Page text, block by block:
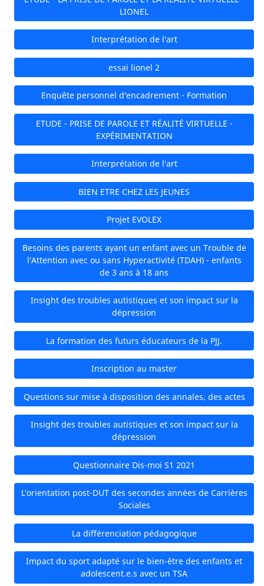
LIONEL
Interprétation de l'art
essai lionel 2
Enquête personnel d'encadrement - Formation
ETUDE - PRISE DE PAROLE ET RÉALITÉ VIRTUELLE -
EXPÉRIMENTATION
Interprétation de l'art
BIEN ETRE CHEZ LES JEUNES
Projet EVOLEX
Besoins des parents ayant un enfant avec un Trouble de
l'Attention avec ou sans Hyperactivité (TDAH) - enfants
de 3 ans à 18 ans
Insight des troubles autistiques et son impact sur la
dépression
La formation des futurs éducateurs de la PJJ.
Inscription au master
Questions sur mise à disposition des annales, des actes
Insight des troubles autistiques et son impact sur la
dépression
Questionnaire Dis-moi S1 2021
L'orientation post-DUT des secondes années de Carrières
Sociales
La différenciation pédagogique
Impact du sport adapté sur le bien-être des enfants et
adolescent.e.s avec un TSA